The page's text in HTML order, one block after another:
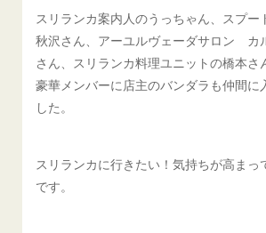
スリランカ案内人のうっちゃん、スプー
秋沢さん、 アーユルヴェーダサロン カ
さん、 スリランカ料理ユニットの橋本さ
豪華メンバーに店主のバンダラも仲間に
した。
スリランカに行きたい！気持ちが高まっ
です。